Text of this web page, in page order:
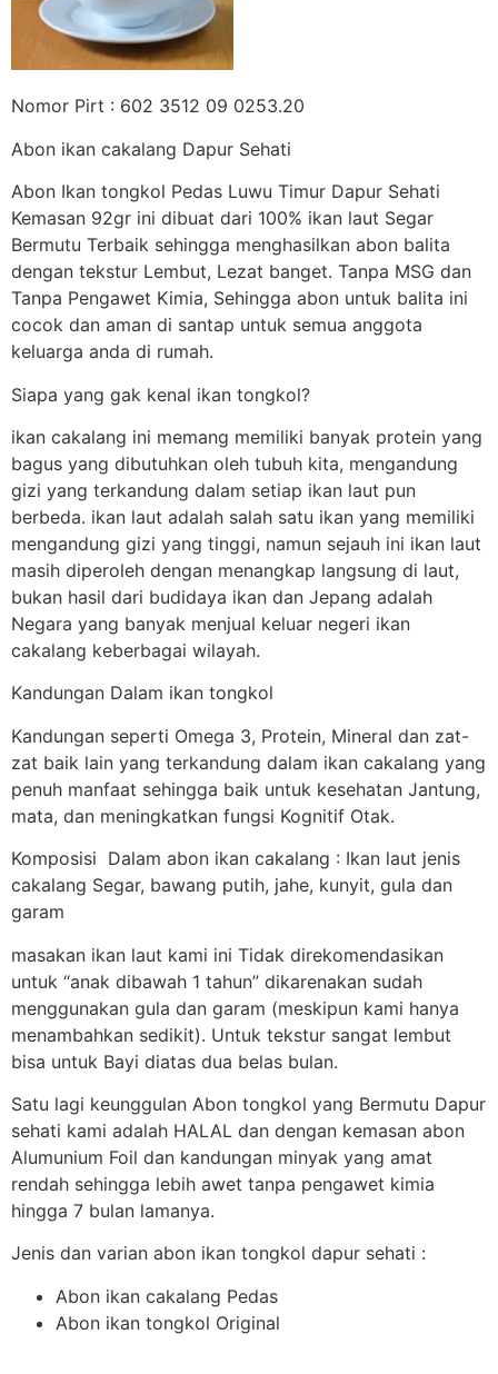
Nomor Pirt : 602 3512 09 0253.20
Abon ikan cakalang Dapur Sehati
Abon Ikan tongkol Pedas Luwu Timur Dapur Sehati
Kemasan 92gr ini dibuat dari 100% ikan laut Segar
Bermutu Terbaik sehingga menghasilkan abon balita
dengan tekstur Lembut, Lezat banget. Tanpa MSG dan
Tanpa Pengawet Kimia, Sehingga abon untuk balita ini
cocok dan aman di santap untuk semua anggota
keluarga anda di rumah.
Siapa yang gak kenal ikan tongkol?
ikan cakalang ini memang memiliki banyak protein yang
bagus yang dibutuhkan oleh tubuh kita, mengandung
gizi yang terkandung dalam setiap ikan laut pun
berbeda. ikan laut adalah salah satu ikan yang memiliki
mengandung gizi yang tinggi, namun sejauh ini ikan laut
masih diperoleh dengan menangkap langsung di laut,
bukan hasil dari budidaya ikan dan Jepang adalah
Negara yang banyak menjual keluar negeri ikan
cakalang keberbagai wilayah.
Kandungan Dalam ikan tongkol
Kandungan seperti Omega 3, Protein, Mineral dan zat-
zat baik lain yang terkandung dalam ikan cakalang yang
penuh manfaat sehingga baik untuk kesehatan Jantung,
mata, dan meningkatkan fungsi Kognitif Otak.
Komposisi Dalam abon ikan cakalang : Ikan laut jenis
cakalang Segar, bawang putih, jahe, kunyit, gula dan
garam
masakan ikan laut kami ini Tidak direkomendasikan
untuk “anak dibawah 1 tahun” dikarenakan sudah
menggunakan gula dan garam (meskipun kami hanya
menambahkan sedikit). Untuk tekstur sangat lembut
bisa untuk Bayi diatas dua belas bulan.
Satu lagi keunggulan Abon tongkol yang Bermutu Dapur
sehati kami adalah HALAL dan dengan kemasan abon
Alumunium Foil dan kandungan minyak yang amat
rendah sehingga lebih awet tanpa pengawet kimia
hingga 7 bulan lamanya.
Jenis dan varian abon ikan tongkol dapur sehati :
Abon ikan cakalang Pedas
Abon ikan tongkol Original